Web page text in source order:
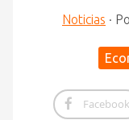
Noticias ·
Facebook